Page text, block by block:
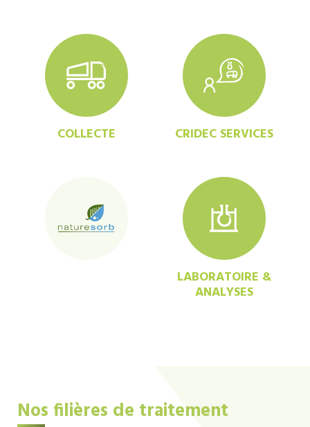
COLLECTE CRIDEC SERVICES
LABORATOIRE &
ANALYSES
Nos filières de traitement